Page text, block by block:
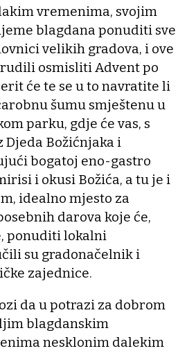
vremenima, svojim
blagdana ponuditi sve
velikih gradova, i ove
osmisliti Advent po
će te se u to navratite li
šumu smještenu u
parku, gdje će vas, s
Djeda Božićnjaka i
bogatoj eno-gastro
i okusi Božića, a tu je i
idealno mjesto za
darova koje će,
ponuditi lokalni
su gradonačelnik i
zajednice.
da u potrazi za dobrom
blagdanskim
nesklonim dalekim